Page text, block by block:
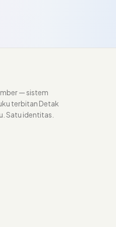
— sistem
terbitan Detak
Satu identitas.